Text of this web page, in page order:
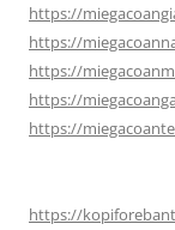
https://
https://
https://
https://
https://
https://